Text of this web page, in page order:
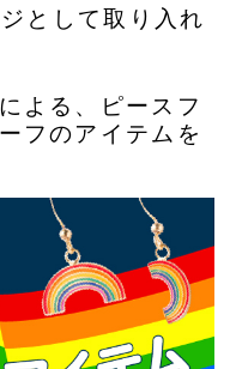
として取り入れ
よる、ピースフ
フのアイテムを